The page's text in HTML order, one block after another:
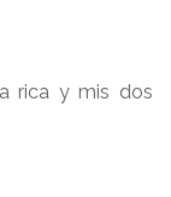
rica y mis dos